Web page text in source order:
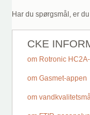
Har du spørgsmål, er
CKE
om Rotronic
om Gasmet-appen
om